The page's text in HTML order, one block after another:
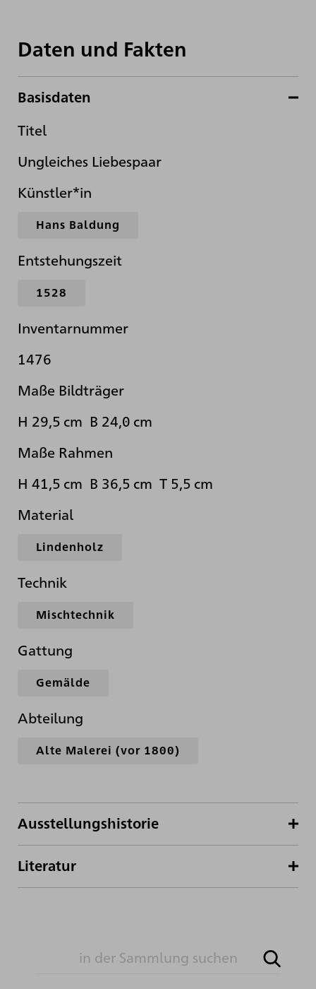
Daten und Fakten
Basisdaten
Titel
Ungleiches Liebespaar
Künstler*in
Hans Baldung
Entstehungszeit
1528
Inventarnummer
1476
Maße Bildträger
H 29,5 cm B 24,0 cm
Maße Rahmen
H 41,5 cm B 36,5 cm T 5,5 cm
Material
Lindenholz
Technik
Mischtechnik
Gattung
Gemälde
Abteilung
Alte Malerei (vor 1800)
Ausstellungshistorie
Literatur